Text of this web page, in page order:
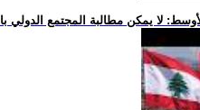
لا يمكن مطالبة المجتمع الدولي با